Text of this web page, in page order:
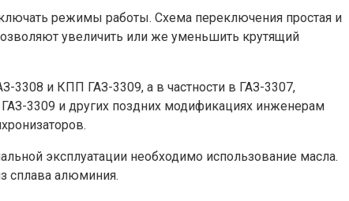
режимы работы. Схема переключения простая и
увеличить или же уменьшить крутящий
3308 и КПП ГАЗ-3309, а в частности в ГАЗ-3307,
3309 и других поздних модификациях инженерам
эксплуатации необходимо использование масла.
сплава алюминия.